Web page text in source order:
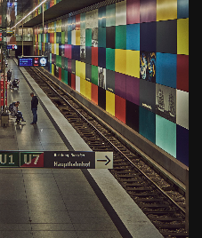
Georg-
Ring